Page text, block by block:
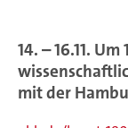
14. – 16.11.
mit der